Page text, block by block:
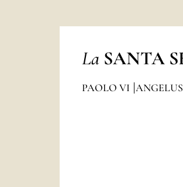
La SANTA
PAOLO VI ANGELUS